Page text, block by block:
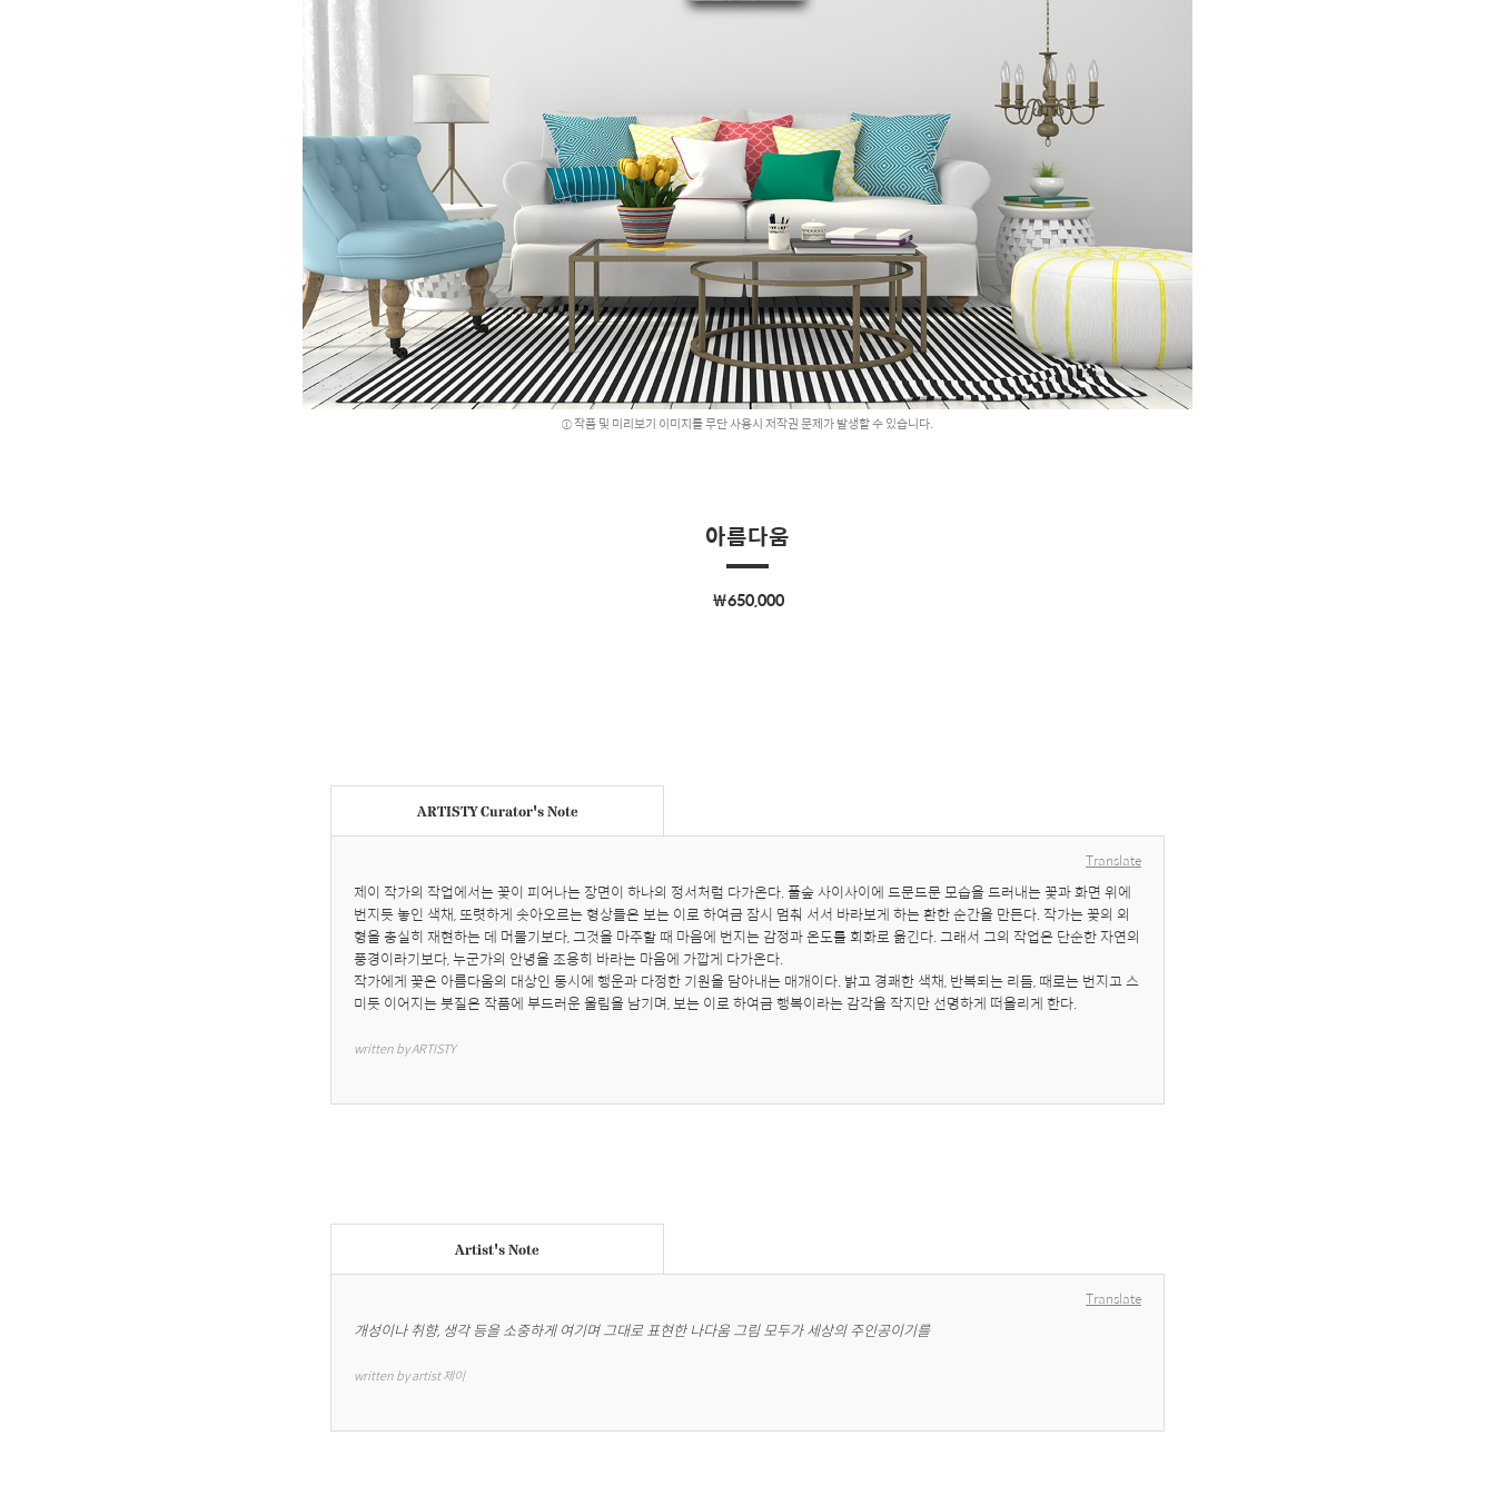
작품 및 미리보기 이미지를 무단 사용시 저작권 문제가 발생할 수 있습니다.
아름다움
￦650,000
ARTISTY Curator's Note
Translate
제이 작가의 작업에서는 꽃이 피어나는 장면이 하나의 정서처럼 다가온다. 풀숲 사이사이에 드문드문 모습을 드러내는 꽃과 화면 위에
번지듯 놓인 색채, 또렷하게 솟아오르는 형상들은 보는 이로 하여금 잠시 멈춰 서서 바라보게 하는 환한 순간을 만든다. 작가는 꽃의 외
형을 충실히 재현하는 데 머물기보다, 그것을 마주할 때 마음에 번지는 감정과 온도를 회화로 옮긴다. 그래서 그의 작업은 단순한 자연의
풍경이라기보다, 누군가의 안녕을 조용히 바라는 마음에 가깝게 다가온다.
작가에게 꽃은 아름다움의 대상인 동시에 행운과 다정한 기원을 담아내는 매개이다. 밝고 경쾌한 색채, 반복되는 리듬, 때로는 번지고 스
미듯 이어지는 붓질은 작품에 부드러운 울림을 남기며, 보는 이로 하여금 행복이라는 감각을 작지만 선명하게 떠올리게 한다.
written by ARTISTY
Artist's Note
Translate
개성이나 취향, 생각 등을 소중하게 여기며 그대로 표현한 나다움 그림 모두가 세상의 주인공이기를
written by artist 제이